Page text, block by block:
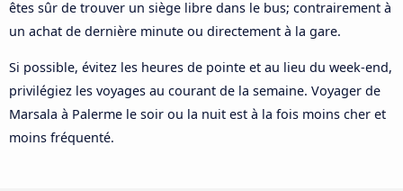
êtes sûr de trouver un siège libre dans le bus; contrairement à
un achat de dernière minute ou directement à la gare.
Si possible, évitez les heures de pointe et au lieu du week-end,
privilégiez les voyages au courant de la semaine. Voyager de
Marsala à Palerme le soir ou la nuit est à la fois moins cher et
moins fréquenté.